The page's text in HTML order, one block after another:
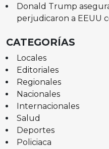
Donald Trump
perjudicaron a EEUU
CATEGORÍAS
Locales
Editoriales
Regionales
Nacionales
Internacionales
Salud
Deportes
Policiaca